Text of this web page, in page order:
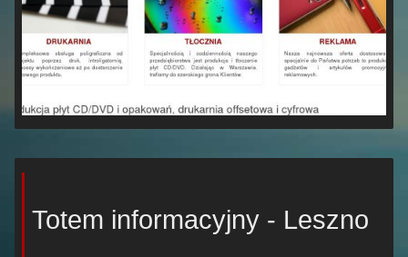
Totem informacyjny - Leszno